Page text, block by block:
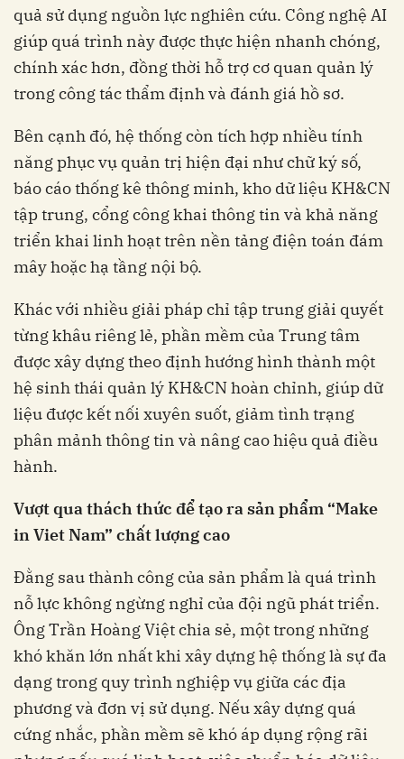
quả sử dụng nguồn lực nghiên cứu. Công nghệ AI
giúp quá trình này được thực hiện nhanh chóng,
chính xác hơn, đồng thời hỗ trợ cơ quan quản lý
trong công tác thẩm định và đánh giá hồ sơ.
Bên cạnh đó, hệ thống còn tích hợp nhiều tính
năng phục vụ quản trị hiện đại như chữ ký số,
báo cáo thống kê thông minh, kho dữ liệu KH&CN
tập trung, cổng công khai thông tin và khả năng
triển khai linh hoạt trên nền tảng điện toán đám
mây hoặc hạ tầng nội bộ.
Khác với nhiều giải pháp chỉ tập trung giải quyết
từng khâu riêng lẻ, phần mềm của Trung tâm
được xây dựng theo định hướng hình thành một
hệ sinh thái quản lý KH&CN hoàn chỉnh, giúp dữ
liệu được kết nối xuyên suốt, giảm tình trạng
phân mảnh thông tin và nâng cao hiệu quả điều
hành.
Vượt qua thách thức để tạo ra sản phẩm “Make
in Viet Nam” chất lượng cao
Đằng sau thành công của sản phẩm là quá trình
nỗ lực không ngừng nghỉ của đội ngũ phát triển.
Ông Trần Hoàng Việt chia sẻ, một trong những
khó khăn lớn nhất khi xây dựng hệ thống là sự đa
dạng trong quy trình nghiệp vụ giữa các địa
phương và đơn vị sử dụng. Nếu xây dựng quá
cứng nhắc, phần mềm sẽ khó áp dụng rộng rãi